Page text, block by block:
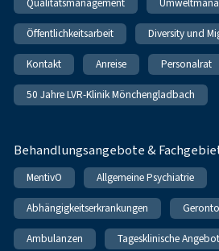
Öffentlichkeitsarbeit Diversity und
Kontakt Anreise Personalrat
50 Jahre LVR-Klinik Mönchengladbach
Behandlungsangebote &
MentivO Allgemeine Psychiatrie
Abhängigkeitserkrankungen
Ambulanzen Tagesklinische